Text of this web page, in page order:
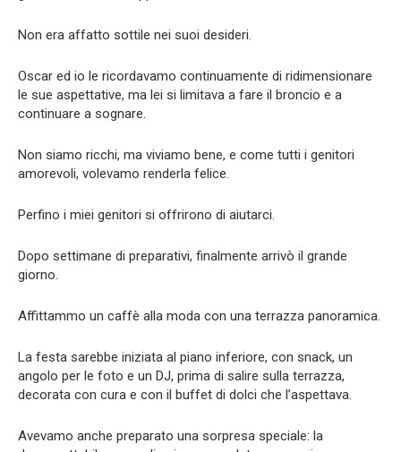
Non era affatto sottile nei suoi desideri.
Oscar ed io le ricordavamo continuamente di ridimensionare
le sue aspettative, ma lei si limitava a fare il broncio e a
continuare a sognare.
Non siamo ricchi, ma viviamo bene, e come tutti i genitori
amorevoli, volevamo renderla felice.
Perfino i miei genitori si offrirono di aiutarci.
Dopo settimane di preparativi, finalmente arrivò il grande
giorno.
Affittammo un caffè alla moda con una terrazza panoramica.
La festa sarebbe iniziata al piano inferiore, con snack, un
angolo per le foto e un DJ, prima di salire sulla terrazza,
decorata con cura e con il buffet di dolci che l’aspettava.
Avevamo anche preparato una sorpresa speciale: la